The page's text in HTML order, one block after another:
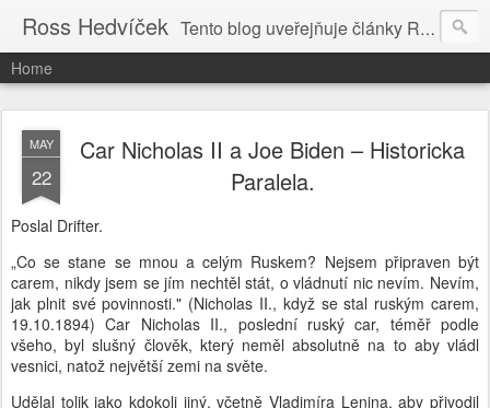
Ross Hedvíček Tento blog uveřejňuje články Ross Hedvíčka v češtině (pokud budu mit naladu) - s editacni pomoci Ludvika Dedika.
Home
MAY
22
Car Nicholas II a Joe Biden – Historicka
Paralela.
Poslal Drifter.
„Co se stane se mnou a celým Ruskem? Nejsem připraven být
carem, nikdy jsem se jím nechtěl stát, o vládnutí nic nevím. Nevím,
jak plnit své povinnosti." (Nicholas II., když se stal ruským carem,
19.10.1894) Car Nicholas II., poslední ruský car, téměř podle
všeho, byl slušný člověk, který neměl absolutně na to aby vládl
vesnici, natož největší zemi na světe.
Udělal tolik jako kdokoli jiný, včetně Vladimíra Lenina, aby přivodil